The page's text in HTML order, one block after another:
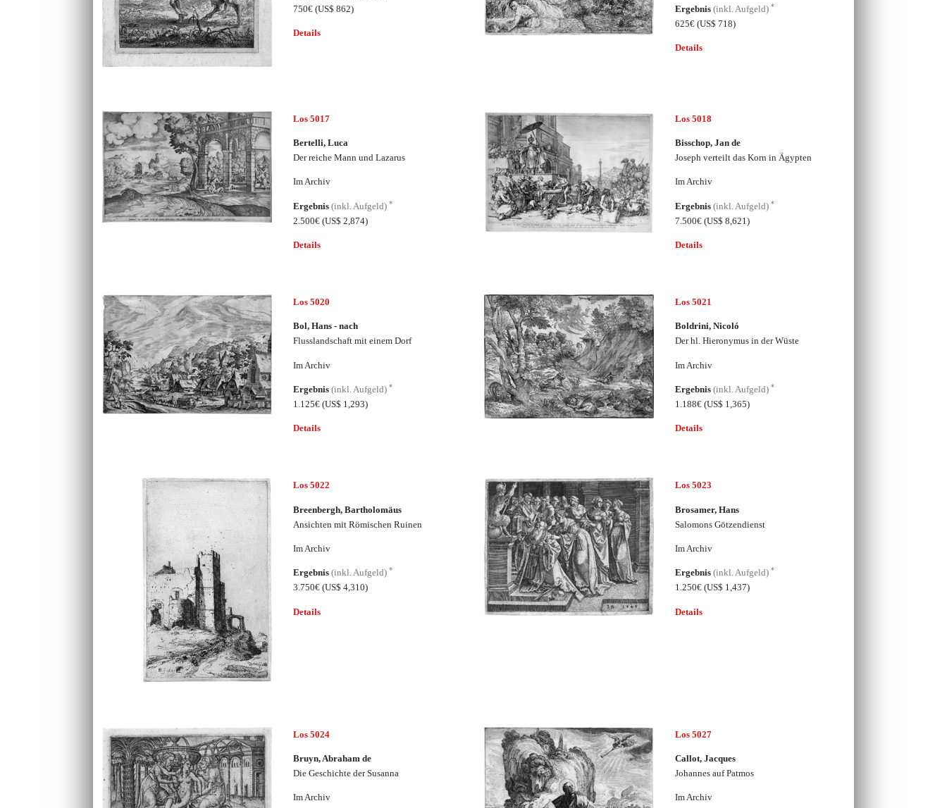
750€(US$ 862)
Details
Ergebnis (inkl. Aufgeld) *
625€ (US$ 718)
Details
Los 5017
Bertelli, Luca
Der reiche Mann und Lazarus
Im Archiv
Ergebnis(inkl. Aufgeld)*
2.500€(US$ 2,874)
Details
Los 5018
Bisschop, Jan de
Joseph verteilt das Korn in Ägypten
Im Archiv
Ergebnis (inkl. Aufgeld) *
7.500€ (US$ 8,621)
Details
Los 5020
Bol, Hans - nach
Flusslandschaft mit einem Dorf
Im Archiv
Ergebnis(inkl. Aufgeld)*
1.125€(US$ 1,293)
Details
Los 5021
Boldrini, Nicoló
Der hl. Hieronymus in der Wüste
Im Archiv
Ergebnis (inkl. Aufgeld) *
1.188€ (US$ 1,365)
Details
Los 5022
Breenbergh, Bartholomäus
Ansichten mit Römischen Ruinen
Im Archiv
Ergebnis(inkl. Aufgeld)*
3.750€(US$ 4,310)
Details
Los 5023
Brosamer, Hans
Salomons Götzendienst
Im Archiv
Ergebnis (inkl. Aufgeld) *
1.250€ (US$ 1,437)
Details
Los 5024
Bruyn, Abraham de
Die Geschichte der Susanna
Im Archiv
Los 5027
Callot, Jacques
Johannes auf Patmos
Im Archiv